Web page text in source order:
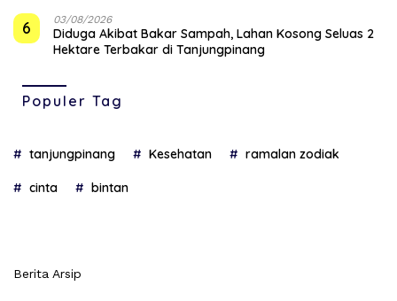
6 03/08/2026
Diduga Akibat Bakar Sampah, Lahan Kosong Seluas 2
Hektare Terbakar di Tanjungpinang
Populer Tag
tanjungpinang Kesehatan ramalan zodiak
cinta bintan
Berita Arsip